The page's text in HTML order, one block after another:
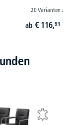
20 Varianten zur
ab € 116,91